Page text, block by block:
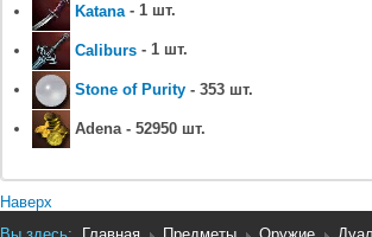
Katana - 1 шт.
Caliburs - 1 шт.
Stone of Purity - 353 шт.
Adena - 52950 шт.
Наверх